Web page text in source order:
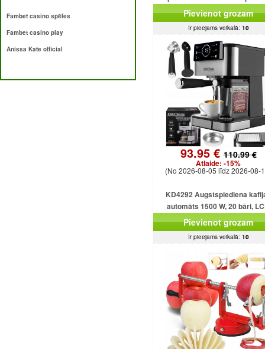
Fambet casino spēles
Fambet casino play
Anissa Kate official
programmām + saldējumu
Pievienot grozam
Ir pieejams veikalā: 10
93.95 €110.99 €
Atlaide: -15%
(No 2026-08-05 līdz 2026-08-
KD4292 Augstspiediena
automāts 1500 W, 20 bāri,
displejs
Pievienot grozam
Ir pieejams veikalā: 10